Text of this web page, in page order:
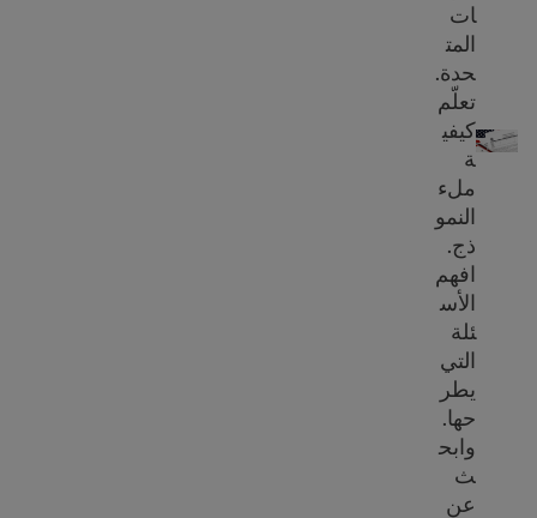
تعبئة النموذج N-400، طلب التجنس
ات
المت
حدة.
تعلّم
كيفي
ة
ملء
النمو
ذج.
افهم
الأس
ئلة
التي
يطر
حها.
وابح
ث
عن